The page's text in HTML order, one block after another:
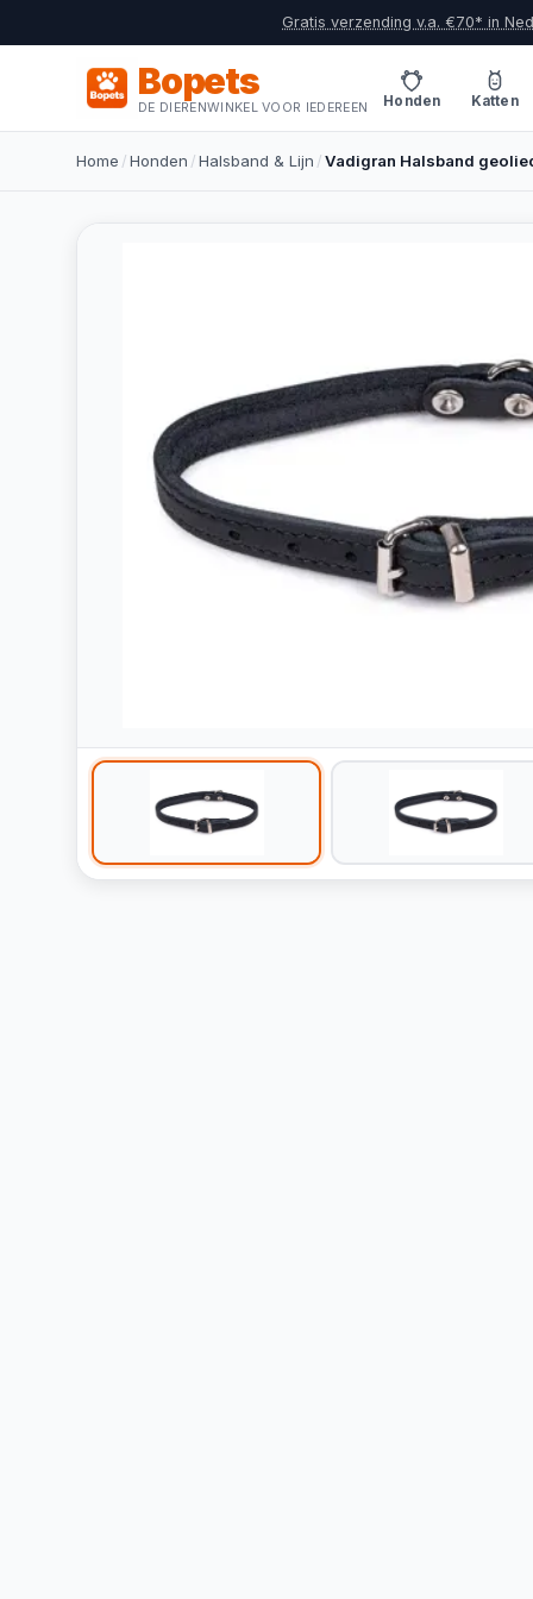
Gratis verzending v.a. €70* in
Bopets
DE DIERENWINKEL VOOR IEDEREEN Honden Katten
Home /Honden /Halsband & Lijn /Vadigran Halsband